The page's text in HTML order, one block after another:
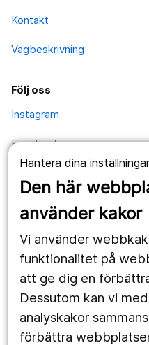
Hantera dina
Den här
använder kakor
Vi använder
funktionalitet på
att ge dig en
Dessutom kan vi
analyskakor
förbättra
Kontakt
Vägbeskrivning
Följ oss
Instagram
Facebook
Kontakt
Postadress
Kävesta folkhögskola
Kävesta 180
697 94 Sköllersta